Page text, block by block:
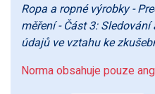
Ropa a ropné výrobky -
měření - Část 3:
údajů ve vztahu ke
Norma obsahuje pouze